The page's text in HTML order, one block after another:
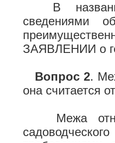
В
сведениями
ЗАЯВЛЕНИИ о
Вопрос 2.
она считается
Межа